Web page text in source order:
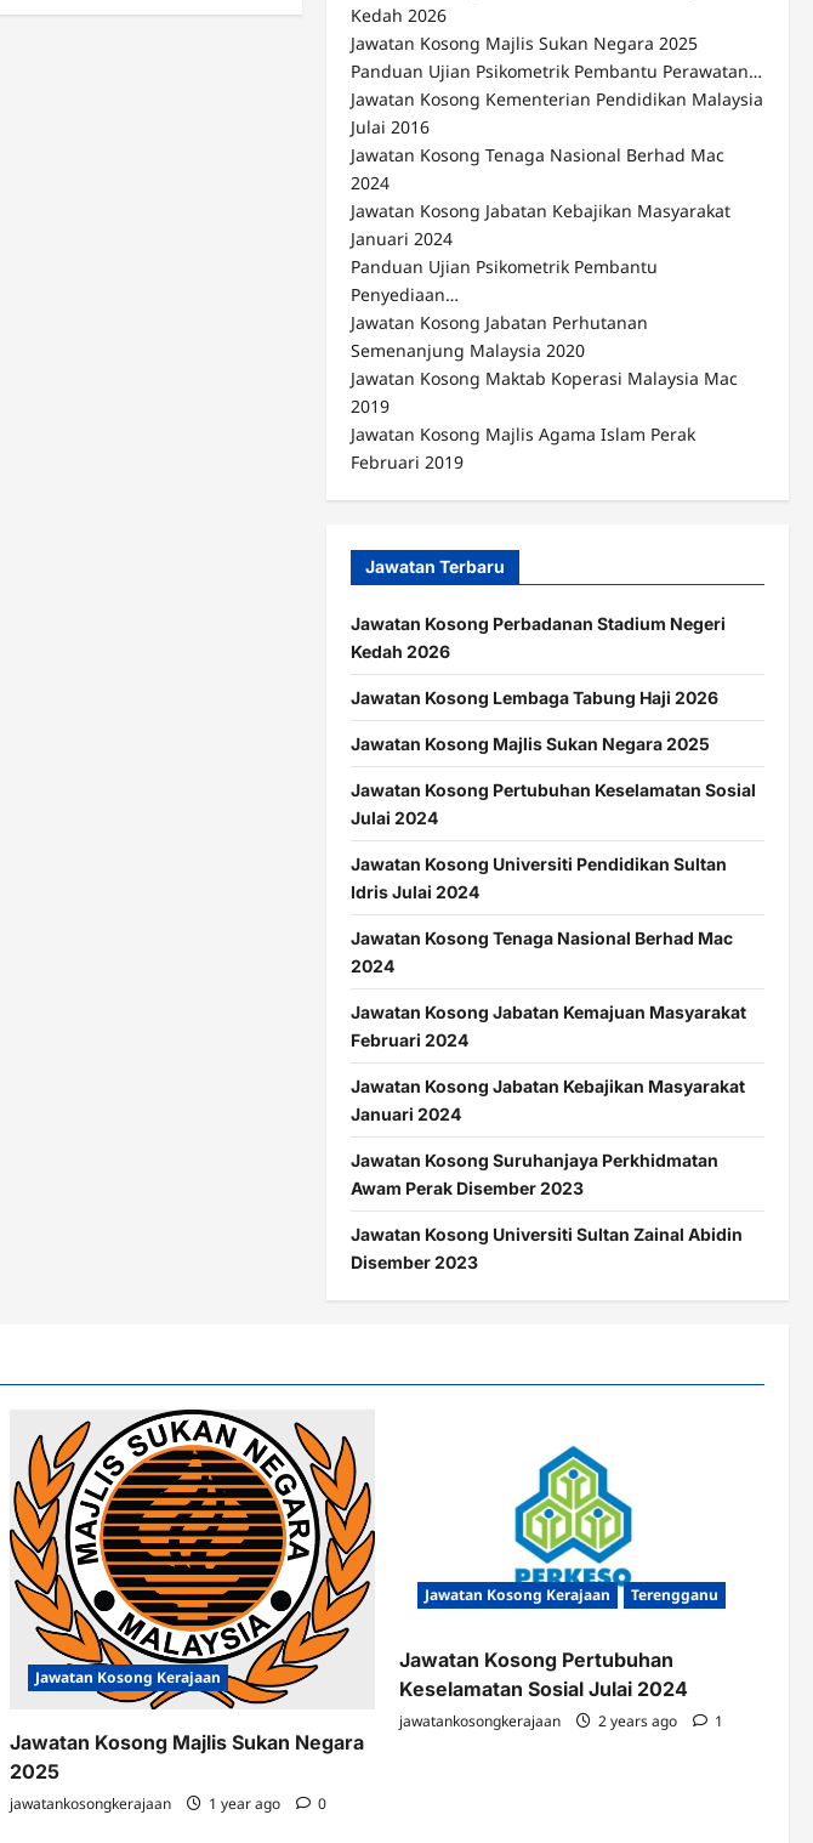
Kedah 2026
Jawatan Kosong Majlis Sukan Negara 2025
Panduan Ujian Psikometrik Pembantu Perawatan…
Jawatan Kosong Kementerian Pendidikan Malaysia
Julai 2016
Jawatan Kosong Tenaga Nasional Berhad Mac
2024
Jawatan Kosong Jabatan Kebajikan Masyarakat
Januari 2024
Panduan Ujian Psikometrik Pembantu
Penyediaan…
Jawatan Kosong Jabatan Perhutanan
Semenanjung Malaysia 2020
Jawatan Kosong Maktab Koperasi Malaysia Mac
2019
Jawatan Kosong Majlis Agama Islam Perak
Februari 2019
Jawatan Terbaru
Jawatan Kosong Perbadanan Stadium Negeri
Kedah 2026
Jawatan Kosong Lembaga Tabung Haji 2026
Jawatan Kosong Majlis Sukan Negara 2025
Jawatan Kosong Pertubuhan Keselamatan Sosial
Julai 2024
Jawatan Kosong Universiti Pendidikan Sultan
Idris Julai 2024
Jawatan Kosong Tenaga Nasional Berhad Mac
2024
Jawatan Kosong Jabatan Kemajuan Masyarakat
Februari 2024
Jawatan Kosong Jabatan Kebajikan Masyarakat
Januari 2024
Jawatan Kosong Suruhanjaya Perkhidmatan
Awam Perak Disember 2023
Jawatan Kosong Universiti Sultan Zainal Abidin
Disember 2023
Jawatan Kosong Kerajaan
Jawatan Kosong Majlis Sukan Negara
2025
jawatankosongkerajaan 1 year ago 0
Jawatan Kosong Kerajaan Terengganu
Jawatan Kosong Pertubuhan
Keselamatan Sosial Julai 2024
jawatankosongkerajaan 2 years ago 1